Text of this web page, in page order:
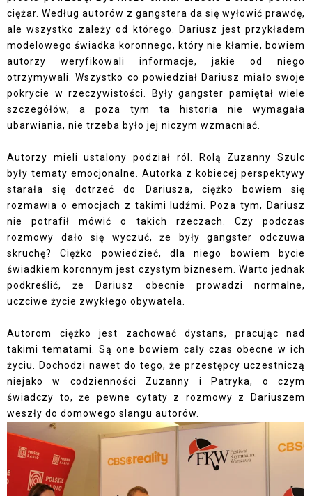
ciężar. Według autorów z gangstera da się wyłowić prawdę,
ale wszystko zależy od którego. Dariusz jest przykładem
modelowego świadka koronnego, który nie kłamie, bowiem
autorzy weryfikowali informacje, jakie od niego
otrzymywali. Wszystko co powiedział Dariusz miało swoje
pokrycie w rzeczywistości. Były gangster pamiętał wiele
szczegółów, a poza tym ta historia nie wymagała
ubarwiania, nie trzeba było jej niczym wzmacniać.
Autorzy mieli ustalony podział ról. Rolą Zuzanny Szulc
były tematy emocjonalne. Autorka z kobiecej perspektywy
starała się dotrzeć do Dariusza, ciężko bowiem się
rozmawia o emocjach z takimi ludźmi. Poza tym, Dariusz
nie potrafił mówić o takich rzeczach. Czy podczas
rozmowy dało się wyczuć, że były gangster odczuwa
skruchę? Ciężko powiedzieć, dla niego bowiem bycie
świadkiem koronnym jest czystym biznesem. Warto jednak
podkreślić, że Dariusz obecnie prowadzi normalne,
uczciwe życie zwykłego obywatela.
Autorom ciężko jest zachować dystans, pracując nad
takimi tematami. Są one bowiem cały czas obecne w ich
życiu. Dochodzi nawet do tego, że przestępcy uczestniczą
niejako w codzienności Zuzanny i Patryka, o czym
świadczy to, że pewne cytaty z rozmowy z Dariuszem
weszły do domowego slangu autorów.